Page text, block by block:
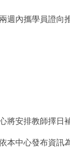
週內攜學員證向
將安排教師擇日
本中心發布資訊